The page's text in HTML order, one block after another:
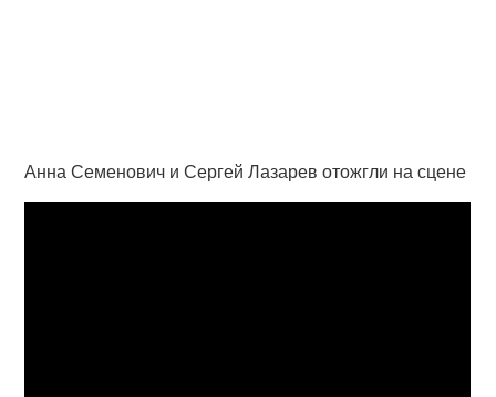
Анна Семенович и Сергей Лазарев отожгли на сцене